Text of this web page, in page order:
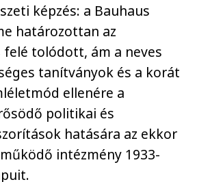
képzés: a Bauhaus
határozottan az
tolódott, ám a neves
tanítványok és a korát
ellenére a
politikai és
hatására az ekkor
intézmény 1933-